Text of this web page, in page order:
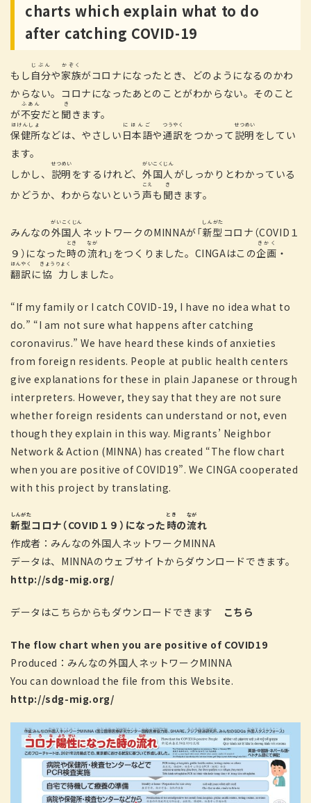
charts which explain what to do
after catching COVID-19
もし 自分
じぶん
や家族
かぞく
がコロナになったとき、どのようになるのかわ
からない。コロナになったあとのことがわからない。そのこと
が不安
ふあん
だと 聞
き
きます。
保健所
ほけんしょ
などは、やさしい 日本語
にほんご
や通訳
つうやく
をつかって 説明
せつめい
をしてい
ます。
しかし、 説明
せつめい
をするけれど、 外国人
がいこくじん
がしっかりとわかっている
かどうか、わからないという 声
こえ
も 聞
き
きます。
みんなの外国人
がいこくじん
ネットワークのMINNAが「新型
しんがた
コロナ（COVID１
９）になった時
とき
の流
なが
れ」をつくりました。CINGAはこの企画
きかく
・
翻訳
ほんやく
に協力
きょうりょく
しました。
“If my family or I catch COVID-19, I have no idea what to
do.” “I am not sure what happens after catching
coronavirus.” We have heard these kinds of anxieties
from foreign residents. People at public health centers
give explanations for these in plain Japanese or through
interpreters. However, they say that they are not sure
whether foreign residents can understand or not, even
though they explain in this way. Migrants’ Neighbor
Network & Action (MINNA) has created “The flow chart
when you are positive of COVID19”. We CINGA cooperated
with this project by translating.
新型
しんがた
コロナ（COVID１９）になった 時
とき
の流
なが
れ
作成者：みんなの外国人ネットワークMINNA
データは、MINNAのウェブサイトからダウンロードできます。
http://sdg-mig.org/
データはこちらからもダウンロードできます こちら
The flow chart when you are positive of COVID19
Produced：みんなの外国人ネットワークMINNA
You can download the file from this Website.
http://sdg-mig.org/